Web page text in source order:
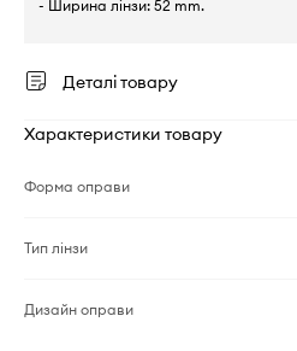
- Ширина лінзи: 52 mm.
Деталі товару
Характеристики товару
Форма оправи
Тип лінзи
Дизайн оправи